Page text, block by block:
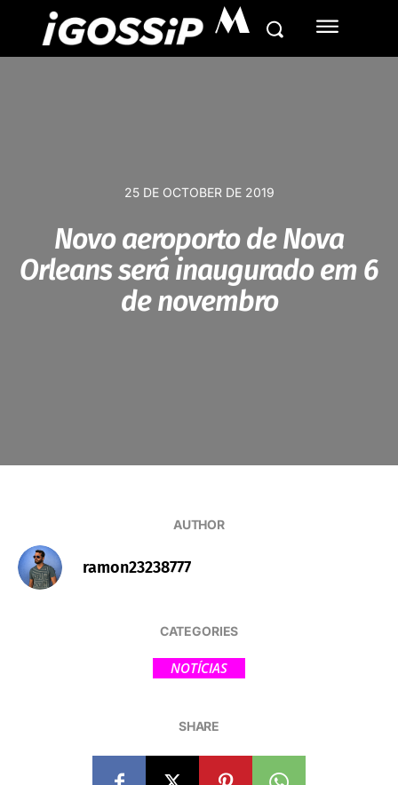
M
25 DE OCTOBER DE 2019
Novo aeroporto de Nova
Orleans será inaugurado em 6
de novembro
AUTHOR
ramon23238777
CATEGORIES
NOTÍCIAS
SHARE